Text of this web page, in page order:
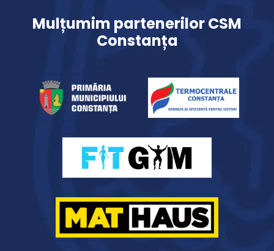
Mulțumim partenerilor CSM
Constanța